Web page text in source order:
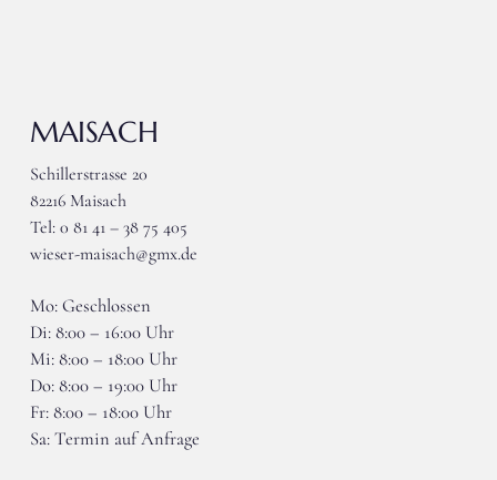
MAISACH
Schillerstrasse 20
82216 Maisach
Tel: 0 81 41 – 38 75 405
wieser-maisach@gmx.de
Mo: Geschlossen
Di: 8:00 – 16:00 Uhr
Mi: 8:00 – 18:00 Uhr
Do: 8:00 – 19:00 Uhr
Fr: 8:00 – 18:00 Uhr
Sa: Termin auf Anfrage